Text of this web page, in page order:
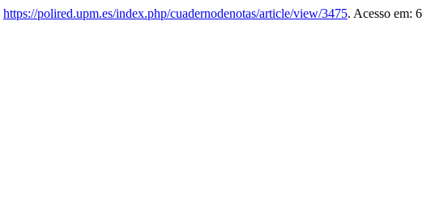
https://polired.upm.es/index.php/cuadernodenotas/article/view/3475. Acesso em: 6